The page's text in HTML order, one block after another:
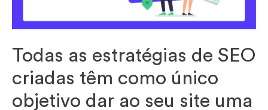
Todas as estratégias de SEO
criadas têm como único
objetivo dar ao seu site uma